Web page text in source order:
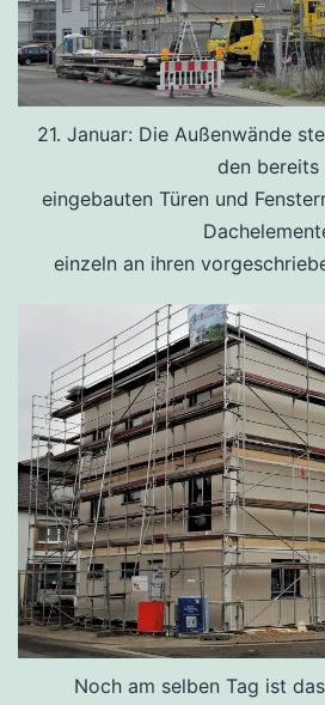
21. Januar: Die Außenwände
den bereits
eingebauten Türen und
einzeln an ihren
Noch am selben Tag ist